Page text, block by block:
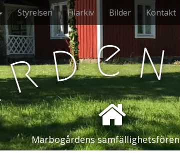
Styrelsen Filarkiv Bilder Kontakt
rd e n
Marbogårdens